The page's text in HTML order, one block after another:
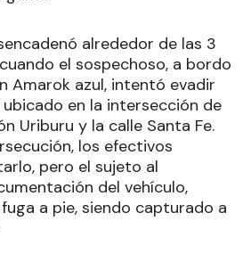
alrededor de las 3
el sospechoso, a bordo
Amarok azul, intentó evadir
en la intersección de
Uriburu y la calle Santa Fe.
los efectivos
pero el sujeto al
del vehículo,
a pie, siendo capturado a